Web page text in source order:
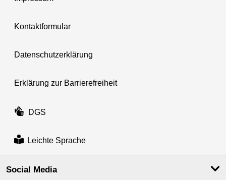
Kontaktformular
Datenschutzerklärung
Erklärung zur Barrierefreiheit
DGS
Leichte Sprache
Social Media